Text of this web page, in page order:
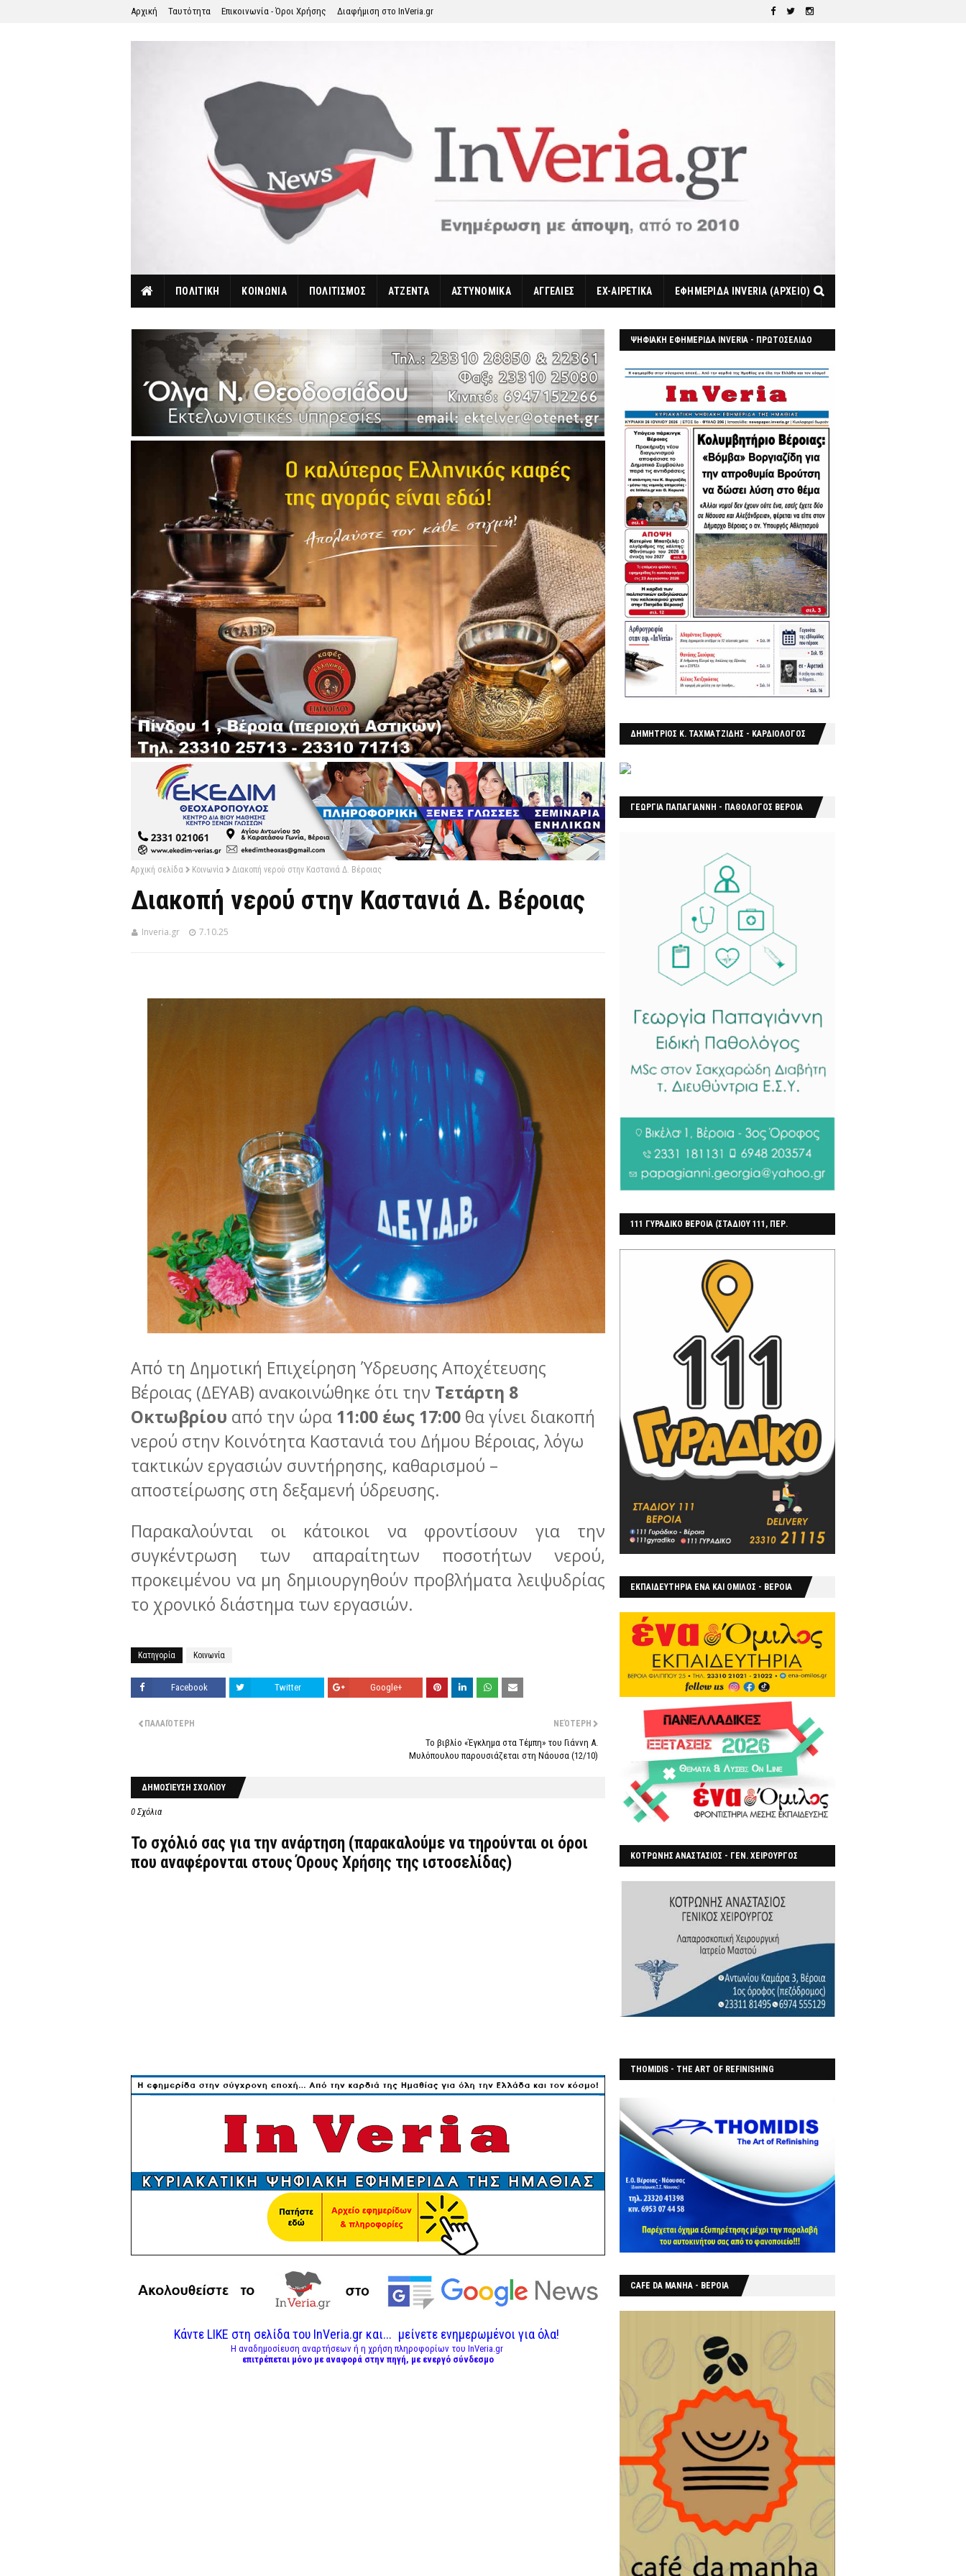
Αρχική Ταυτότητα Επικοινωνία - Όροι Χρήσης Διαφήμιση στο InVeria.gr
ΠΟΛΙΤΙΚΗ ΚΟΙΝΩΝΙΑ ΠΟΛΙΤΙΣΜΟΣ ΑΤΖΕΝΤΑ ΑΣΤΥΝΟΜΙΚΑ ΑΓΓΕΛΙΕΣ EX-ΑΙΡΕΤΙΚΑ ΕΦΗΜΕΡΙΔΑ INVERIA (ΑΡΧΕΙΟ)
Αρχική σελίδα Κοινωνία Διακοπή νερού στην Καστανιά Δ. Βέροιας
Διακοπή νερού στην Καστανιά Δ. Βέροιας
Inveria.gr 7.10.25
Από τη Δημοτική Επιχείρηση Ύδρευσης Αποχέτευσης
Βέροιας (ΔΕΥΑΒ) ανακοινώθηκε ότι την Τετάρτη 8
Οκτωβρίου από την ώρα 11:00 έως 17:00 θα γίνει διακοπή
νερού στην Κοινότητα Καστανιά του Δήμου Βέροιας, λόγω
τακτικών εργασιών συντήρησης, καθαρισμού –
αποστείρωσης στη δεξαμενή ύδρευσης.
Παρακαλούνται οι κάτοικοι να φροντίσουν για την
συγκέντρωση των απαραίτητων ποσοτήτων νερού,
προκειμένου να μη δημιουργηθούν προβλήματα λειψυδρίας
το χρονικό διάστημα των εργασιών.
Κατηγορία Κοινωνία
Facebook Twitter Google+
ΝΕΌΤΕΡΗ
Το βιβλίο «Έγκλημα στα Τέμπη» του Γιάννη Α.
Μυλόπουλου παρουσιάζεται στη Νάουσα (12/10)
ΠΑΛΑΙΌΤΕΡΗ
ΔΗΜΟΣΊΕΥΣΗ ΣΧΟΛΊΟΥ
0 Σχόλια
Το σχόλιό σας για την ανάρτηση (παρακαλούμε να τηρούνται οι όροι
που αναφέρονται στουςΌρους Χρήσης της ιστοσελίδας)
Κάντε LIKE στη σελίδα του InVeria.gr και... μείνετε ενημερωμένοι για όλα!
Η αναδημοσίευση αναρτήσεων ή η χρήση πληροφορίων του InVeria.gr
επιτρέπεται μόνο με αναφορά στην πηγή, με ενεργό σύνδεσμο
ΨΗΦΙΑΚΗ ΕΦΗΜΕΡΙΔΑ INVERIA - ΠΡΩΤΟΣΕΛΙΔΟ
ΔΗΜΗΤΡΙΟΣ Κ. ΤΑΧΜΑΤΖΙΔΗΣ - ΚΑΡΔΙΟΛΟΓΟΣ
ΓΕΩΡΓΙΑ ΠΑΠΑΓΙΑΝΝΗ - ΠΑΘΟΛΟΓΟΣ ΒΕΡΟΙΑ
111 ΓΥΡΑΔΙΚΟ ΒΕΡΟΙΑ (ΣΤΑΔΙΟΥ 111, ΠΕΡ.
ΕΚΠΑΙΔΕΥΤΗΡΙΑ ΕΝΑ ΚΑΙ ΟΜΙΛΟΣ - ΒΕΡΟΙΑ
ΚΟΤΡΩΝΗΣ ΑΝΑΣΤΑΣΙΟΣ - ΓΕΝ. ΧΕΙΡΟΥΡΓΟΣ
THOMIDIS - THE ART OF REFINISHING
CAFE DA MANHA - ΒΕΡΟΙΑ